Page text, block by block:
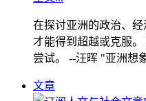
在探讨亚洲的政治、
才能得到超越或克服
尝试。 --汪晖 "亚洲想
文章